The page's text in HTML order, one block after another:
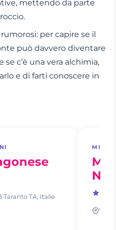
mettendo da parte
per capire se il
può davvero diventare
c’è una vera alchimia,
e di farti conoscere in
Taranto TA, Italie
Via